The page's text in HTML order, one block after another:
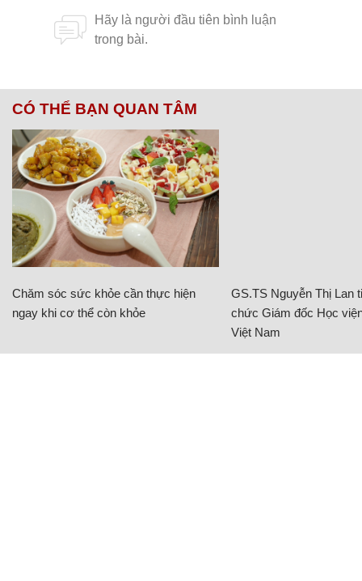
CÓ THỂ BẠN QUAN TÂM
Chăm sóc sức khỏe cần thực hiện
ngay khi cơ thể còn khỏe
GS.TS Nguyễn Thị Lan
chức Giám đốc Học
Việt Nam